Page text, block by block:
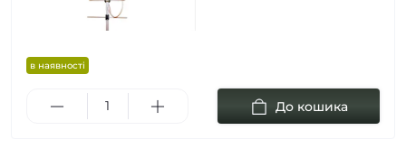
в наявності
До кошика